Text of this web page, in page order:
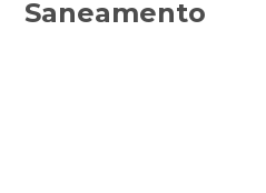
Saneamento